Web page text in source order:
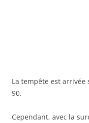
La tempête est arrivée
90.
Cependant, avec la